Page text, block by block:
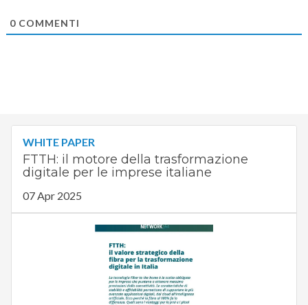
0COMMENTI
WHITE PAPER
FTTH: il motore della trasformazione
digitale per le imprese italiane
07 Apr 2025